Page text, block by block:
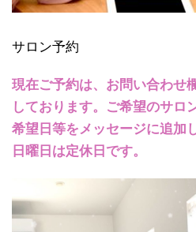
サロン予約
現在ご予約は、お問い合わせ
しております。ご希望のサロ
希望日等をメッセージに追加
日曜日は定休日です。